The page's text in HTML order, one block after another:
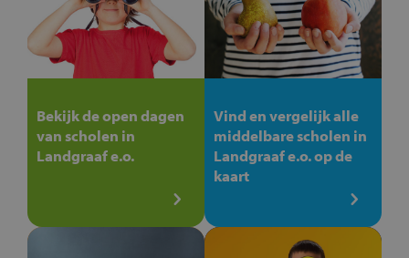
Bekijk de open dagen
van scholen in
Landgraaf e.o.
Vind en vergelijk alle
middelbare scholen in
Landgraaf e.o. op de
kaart